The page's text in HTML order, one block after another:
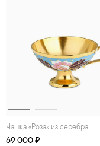
Чашка «Роза» из серебра
69 000 ₽